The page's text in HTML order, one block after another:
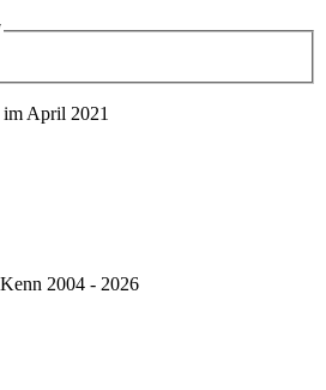
im April 2021
2004 - 2026